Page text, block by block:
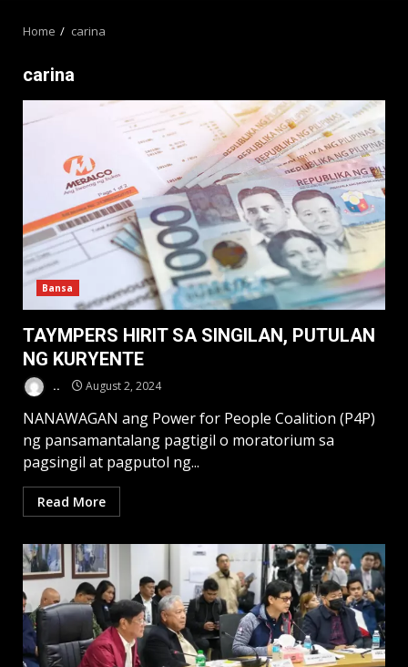
Home carina
carina
Bansa
TAYMPERS HIRIT SA SINGILAN, PUTULAN
NG KURYENTE
.. August 2, 2024
NANAWAGAN ang Power for People Coalition (P4P)
ng pansamantalang pagtigil o moratorium sa
pagsingil at pagputol ng...
Read More